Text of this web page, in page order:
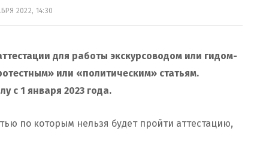
2022, 14:30
для работы экскурсоводом или гидом-
или «политическим» статьям.
с 1 января 2023 года.
по которым нельзя будет пройти аттестацию,